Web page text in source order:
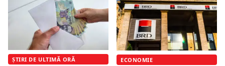
ȘTIRI DE ULTIMĂ ORĂ ECONOMIE